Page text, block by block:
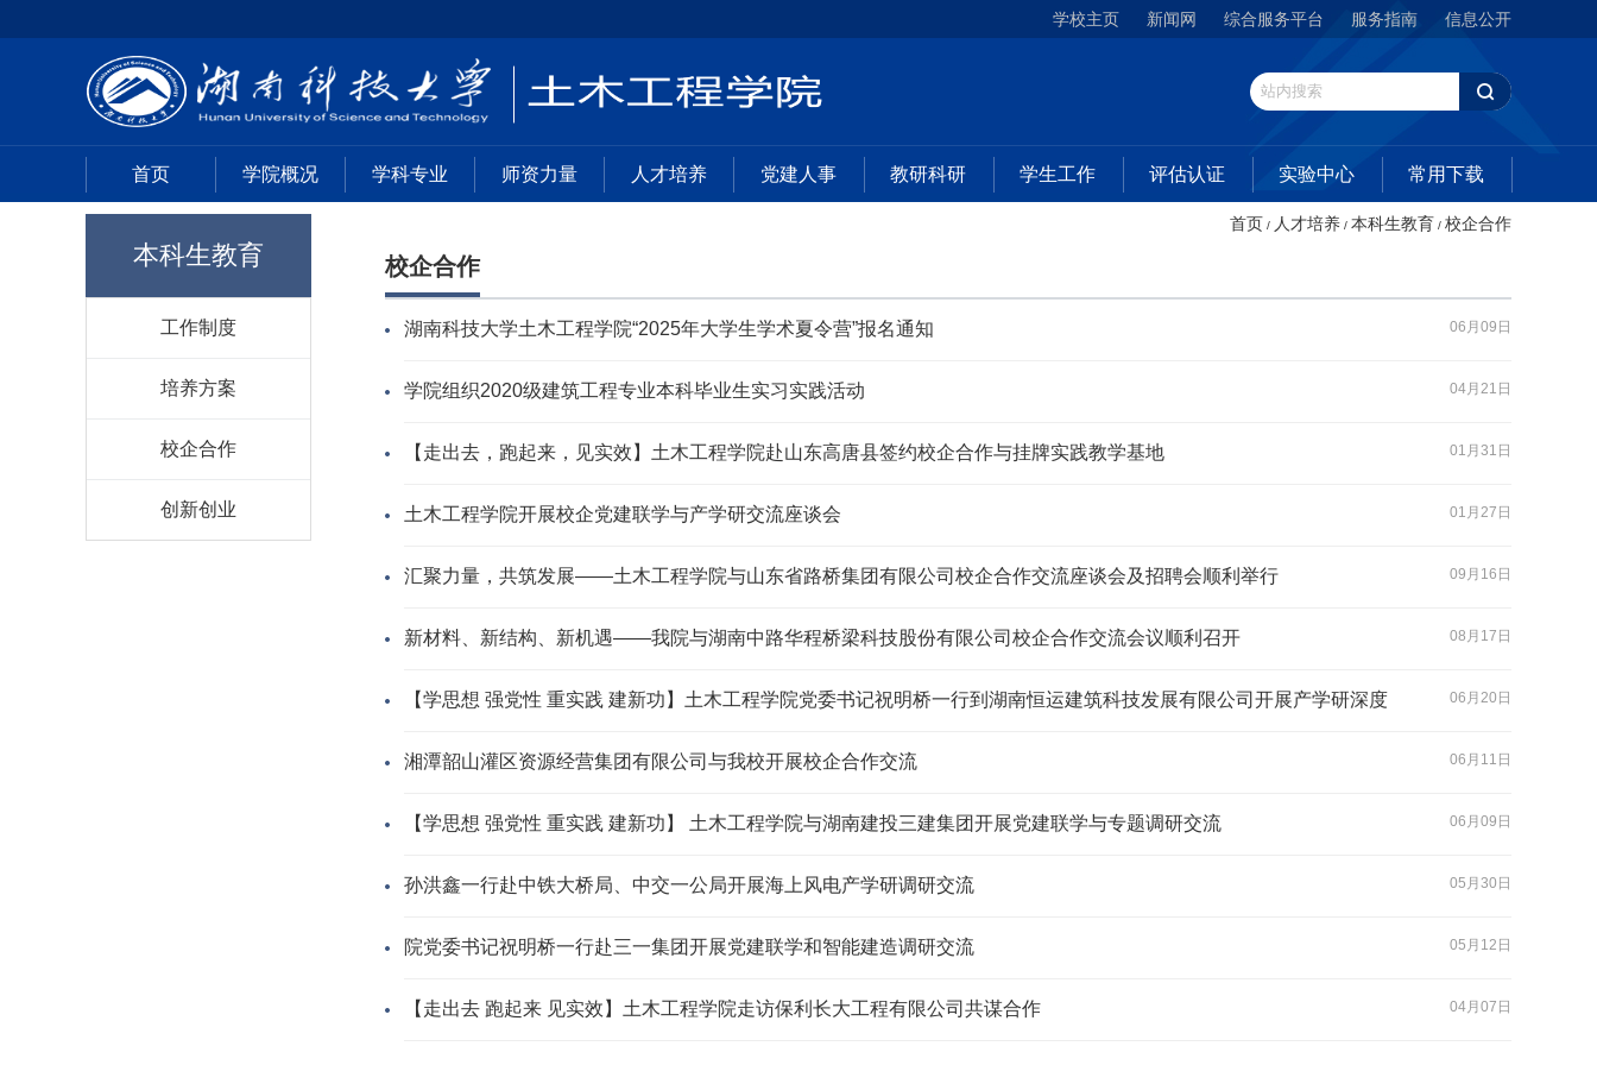
学校主页 新闻网 综合服务平台 服务指南 信息公开
首页 学院概况 学科专业 师资力量 人才培养 党建人事 教研科研 学生工作 评估认证 实验中心 常用下载
本科生教育
工作制度
培养方案
校企合作
创新创业
首页 / 人才培养 / 本科生教育 / 校企合作
校企合作
湖南科技大学土木工程学院“2025年大学生学术夏令营”报名通知 06月09日
学院组织2020级建筑工程专业本科毕业生实习实践活动 04月21日
【走出去，跑起来，见实效】土木工程学院赴山东高唐县签约校企合作与挂牌实践教学基地 01月31日
土木工程学院开展校企党建联学与产学研交流座谈会 01月27日
汇聚力量，共筑发展——土木工程学院与山东省路桥集团有限公司校企合作交流座谈会及招聘会顺利举行 09月16日
新材料、新结构、新机遇——我院与湖南中路华程桥梁科技股份有限公司校企合作交流会议顺利召开 08月17日
【学思想 强党性 重实践 建新功】土木工程学院党委书记祝明桥一行到湖南恒运建筑科技发展有限公司开展产学研深度
06月20日
湘潭韶山灌区资源经营集团有限公司与我校开展校企合作交流 06月11日
【学思想 强党性 重实践 建新功】 土木工程学院与湖南建投三建集团开展党建联学与专题调研交流 06月09日
孙洪鑫一行赴中铁大桥局、中交一公局开展海上风电产学研调研交流 05月30日
院党委书记祝明桥一行赴三一集团开展党建联学和智能建造调研交流 05月12日
【走出去 跑起来 见实效】土木工程学院走访保利长大工程有限公司共谋合作 04月07日